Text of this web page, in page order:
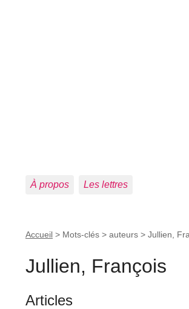
À propos Les lettres
Accueil > Mots-clés > auteurs > Jullien,
Jullien, François
Articles